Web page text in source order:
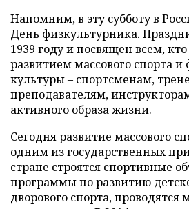
Напомним, в эту субботу в
День физкультурника.
1939 году и посвящен всем,
развитием массового спорта
культуры – спортсменам,
преподавателям,
активного образа жизни.
Сегодня развитие массового
одним из государственных
стране строятся спортивные
программы по развитию
дворового спорта, проводятся